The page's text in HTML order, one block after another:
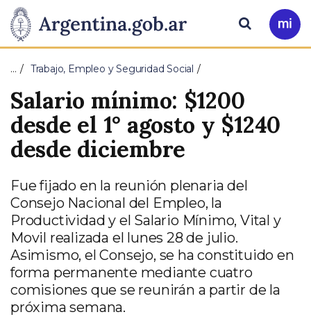
Presidencia
de
la
Nación
Pasar al contenido principal
Ir
a
Buscar
… Trabajo, Empleo y Seguridad Social
Salario mínimo: $1200
desde el 1° agosto y $1240
desde diciembre
Fue fijado en la reunión plenaria del
Consejo Nacional del Empleo, la
Productividad y el Salario Mínimo, Vital y
Movil realizada el lunes 28 de julio.
Asimismo, el Consejo, se ha constituido en
forma permanente mediante cuatro
comisiones que se reunirán a partir de la
próxima semana.